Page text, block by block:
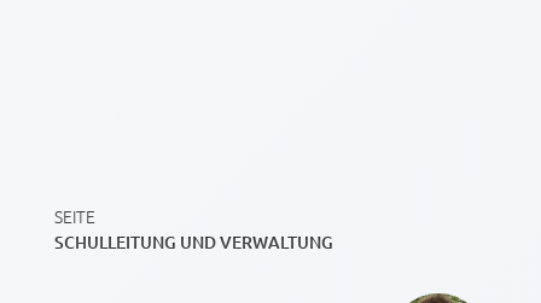
SEITE
SCHULLEITUNG UND VERWALTUNG